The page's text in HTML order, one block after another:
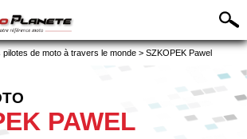
pilotes de moto à travers le monde > SZKOPEK Pawel
PAWEL